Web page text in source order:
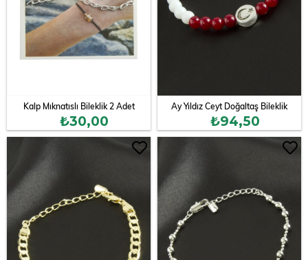
Kalp Mıknatıslı Bileklik 2 Adet
₺30,00
Ay Yıldız Ceyt Doğaltaş Bileklik
₺94,50